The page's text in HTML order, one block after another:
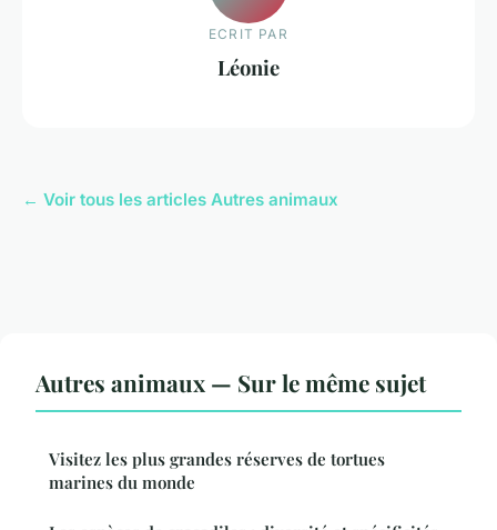
ECRIT PAR
Léonie
← Voir tous les articles Autres animaux
Autres animaux — Sur le même sujet
Visitez les plus grandes réserves de tortues
marines du monde